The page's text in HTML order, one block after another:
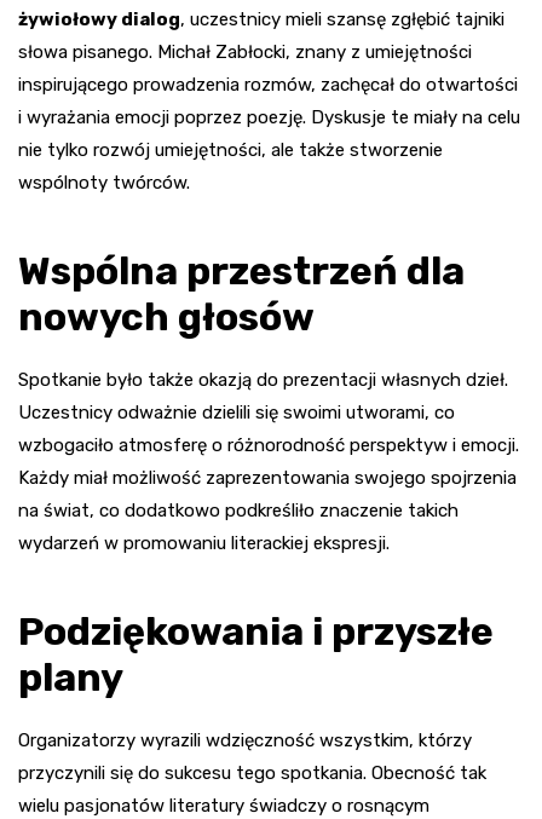
żywiołowy dialog, uczestnicy mieli szansę zgłębić tajniki
słowa pisanego. Michał Zabłocki, znany z umiejętności
inspirującego prowadzenia rozmów, zachęcał do otwartości
i wyrażania emocji poprzez poezję. Dyskusje te miały na celu
nie tylko rozwój umiejętności, ale także stworzenie
wspólnoty twórców.
Wspólna przestrzeń dla
nowych głosów
Spotkanie było także okazją do prezentacji własnych dzieł.
Uczestnicy odważnie dzielili się swoimi utworami, co
wzbogaciło atmosferę o różnorodność perspektyw i emocji.
Każdy miał możliwość zaprezentowania swojego spojrzenia
na świat, co dodatkowo podkreśliło znaczenie takich
wydarzeń w promowaniu literackiej ekspresji.
Podziękowania i przyszłe
plany
Organizatorzy wyrazili wdzięczność wszystkim, którzy
przyczynili się do sukcesu tego spotkania. Obecność tak
wielu pasjonatów literatury świadczy o rosnącym